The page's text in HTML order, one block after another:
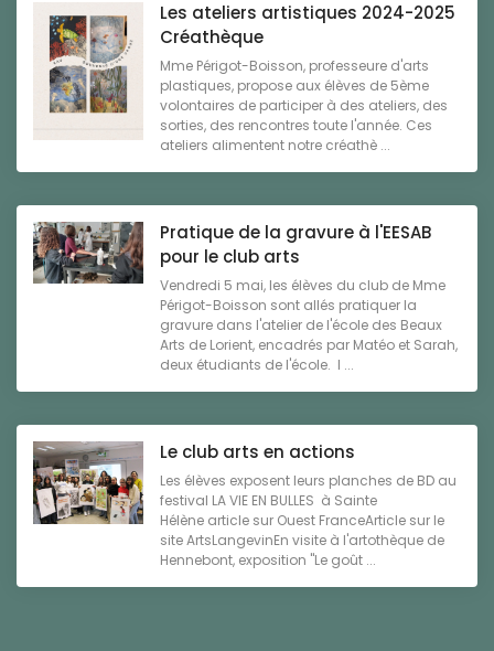
Les ateliers artistiques 2024-2025
Créathèque
Mme Périgot-Boisson, professeure d'arts
plastiques, propose aux élèves de 5ème
volontaires de participer à des ateliers, des
sorties, des rencontres toute l'année. Ces
ateliers alimentent notre créathè ...
Pratique de la gravure à l'EESAB
pour le club arts
Vendredi 5 mai, les élèves du club de Mme
Périgot-Boisson sont allés pratiquer la
gravure dans l'atelier de l'école des Beaux
Arts de Lorient, encadrés par Matéo et Sarah,
deux étudiants de l'école. I ...
Le club arts en actions
Les élèves exposent leurs planches de BD au
festival LA VIE EN BULLES à Sainte
Hélène article sur Ouest FranceArticle sur le
site ArtsLangevinEn visite à l'artothèque de
Hennebont, exposition "Le goût ...